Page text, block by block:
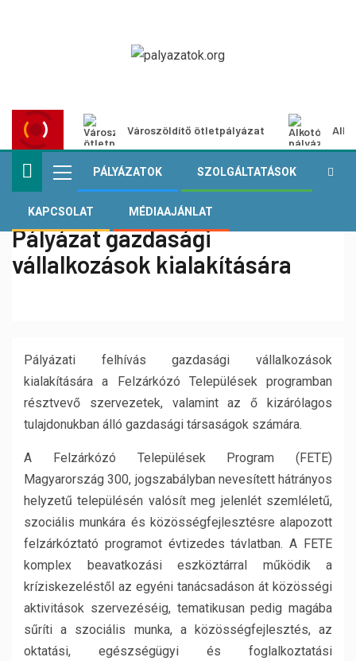
Városzöldítő ötletpályázat
PÁLYÁZATOK SZOLGÁLTATÁSOK
KAPCSOLAT MÉDIAAJÁNLAT
Pályázat gazdasági
vállalkozások kialakítására
Pályázati felhívás gazdasági vállalkozások
kialakítására a Felzárkózó Települések programban
résztvevő szervezetek, valamint az ő kizárólagos
tulajdonukban álló gazdasági társaságok számára.
A Felzárkózó Települések Program (FETE)
Magyarország 300, jogszabályban nevesített hátrányos
helyzetű településén valósít meg jelenlét szemléletű,
szociális munkára és közösségfejlesztésre alapozott
felzárkóztató programot évtizedes távlatban. A FETE
komplex beavatkozási eszköztárral működik a
kríziskezeléstől az egyéni tanácsadáson át közösségi
aktivitások szervezéséig, tematikusan pedig magába
sűríti a szociális munka, a közösségfejlesztés, az
oktatási, egészségügyi és foglalkoztatási